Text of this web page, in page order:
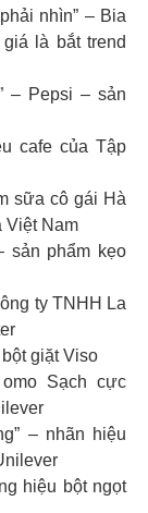
nhìn” – Bia
là bắt trend
– Pepsi – sản
cafe của Tập
sữa cô gái Hà
Việt Nam
sản phẩm kẹo
ty TNHH La
giặt Viso
Sạch cực
– nhãn hiệu
hiệu bột ngọt